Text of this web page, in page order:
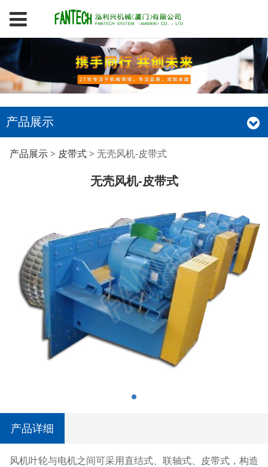
产品展示
无壳风机-皮带式
产品展示> 皮带式> 无壳风机-皮带式
无壳风机-皮带式
产品详细
风机叶轮与电机之间可采用直结式、联轴式、皮带式，构造